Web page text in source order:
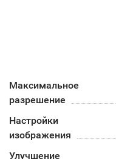
Максимальное
разрешение
Настройки
изображения
Улучшение